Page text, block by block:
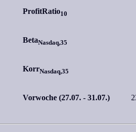
ProfitRatio10
BetaNasdaq,35
KorrNasdaq,35
Vorwoche (27.07. - 31.07.)